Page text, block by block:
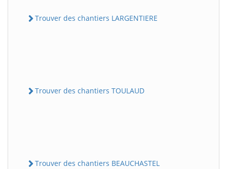
Trouver des chantiers LARGENTIERE
Trouver des chantiers TOULAUD
Trouver des chantiers BEAUCHASTEL